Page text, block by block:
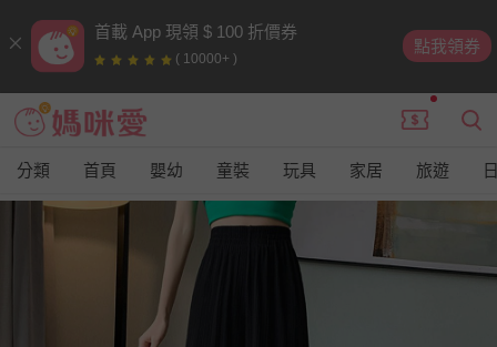
首載 App 現領 $ 100 折價券
( 10000+ )
點我領券
分類 首頁 嬰幼 童裝 玩具 家居 旅遊